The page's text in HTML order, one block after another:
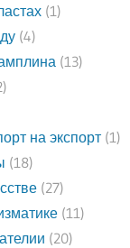
(1)
(4)
(13)
на экспорт(1)
(18)
(27)
(11)
(20)